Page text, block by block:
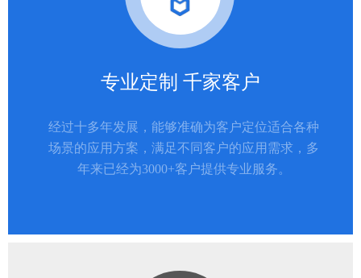
专业定制 千家客户
经过十多年发展，能够准确为客户定位适合各种
场景的应用方案，满足不同客户的应用需求，多
年来已经为3000+客户提供专业服务。